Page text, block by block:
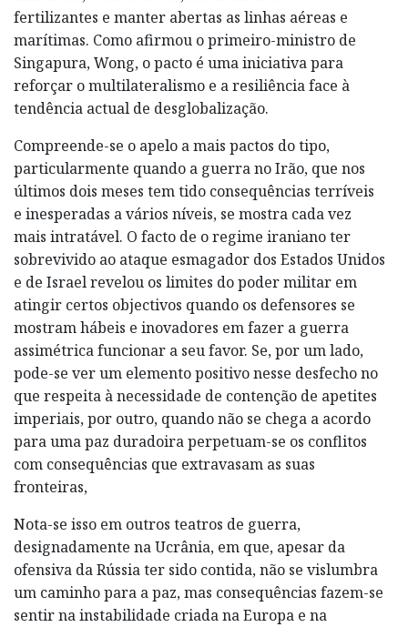
fertilizantes e manter abertas as linhas aéreas e
marítimas. Como afirmou o primeiro-ministro de
Singapura, Wong, o pacto é uma iniciativa para
reforçar o multilateralismo e a resiliência face à
tendência actual de desglobalização.
Compreende-se o apelo a mais pactos do tipo,
particularmente quando a guerra no Irão, que nos
últimos dois meses tem tido consequências terríveis
e inesperadas a vários níveis, se mostra cada vez
mais intratável. O facto de o regime iraniano ter
sobrevivido ao ataque esmagador dos Estados Unidos
e de Israel revelou os limites do poder militar em
atingir certos objectivos quando os defensores se
mostram hábeis e inovadores em fazer a guerra
assimétrica funcionar a seu favor. Se, por um lado,
pode-se ver um elemento positivo nesse desfecho no
que respeita à necessidade de contenção de apetites
imperiais, por outro, quando não se chega a acordo
para uma paz duradoira perpetuam-se os conflitos
com consequências que extravasam as suas
fronteiras,
Nota-se isso em outros teatros de guerra,
designadamente na Ucrânia, em que, apesar da
ofensiva da Rússia ter sido contida, não se vislumbra
um caminho para a paz, mas consequências fazem-se
sentir na instabilidade criada na Europa e na